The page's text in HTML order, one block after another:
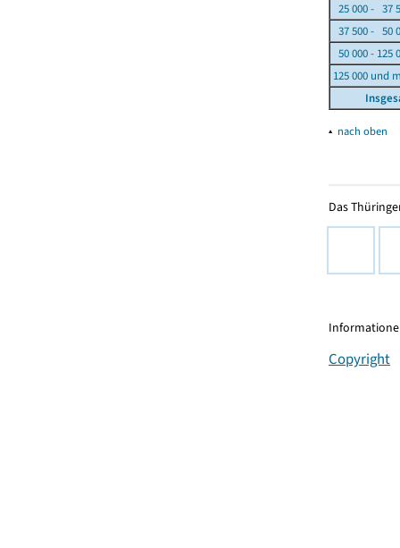
25 000 - 37
37 500 - 50
50 000 - 125
125 000 und
▴ nach oben
Das
Copyright